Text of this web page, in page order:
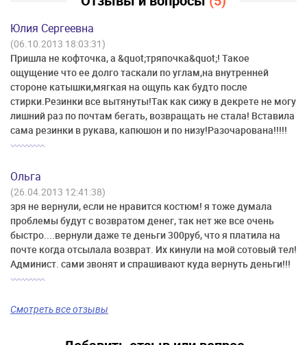
Юлия Сергеевна
(06.10.2013 18:03:31)
Пришла не кофточка, а &quot;тряпочка&quot;! Такое
ощущение что ее долго таскали по углам,на внутренней
стороне катышки,мягкая на ощупь как будто после
стирки.Резинки все вытянуты!Так как сижу в декрете не могу
лишний раз по почтам бегать, возвращать не стала! Вставила
сама резинки в рукава, капюшон и по низу!Разочарована!!!!!
Ольга
(26.04.2013 12:41:38)
зря не вернули, если не нравится костюм! я тоже думала
проблемы будут с возвратом денег, так нет же все очень
быстро....вернули даже те деньги 300руб, что я платила на
почте когда отсылала возврат. Их кинули на мой сотовый тел!
Админист. сами звонят и спрашивают куда вернуть деньги!!!
Смотреть все отзывы